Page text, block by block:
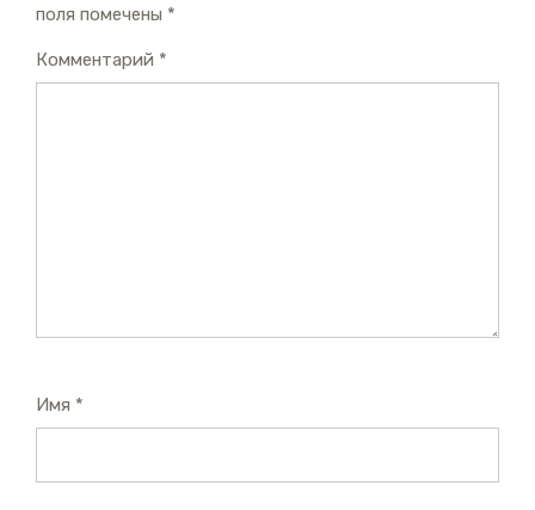
поля помечены *
Комментарий *
Имя *